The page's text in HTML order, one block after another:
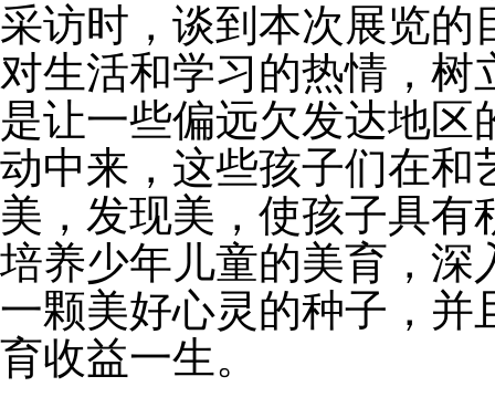
采访时，谈到本次展览的
对生活和学习的热情，
是让一些偏远欠发达地
动中来，这些孩子们在和
美，发现美，使孩子具
培养少年儿童的美育，深
一颗美好心灵的种子，并
育收益一生。